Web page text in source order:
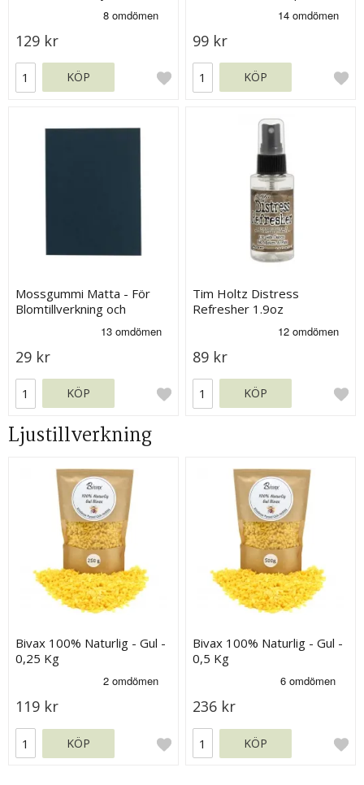
129 kr
KÖP
99 kr
KÖP
Mossgummi Matta - För
Blomtillverkning och
stämpling - 15x20 cm
29 kr
KÖP
Tim Holtz Distress
Refresher 1.9oz
89 kr
KÖP
Ljustillverkning
Bivax 100% Naturlig - Gul -
0,25 Kg
119 kr
KÖP
Bivax 100% Naturlig - Gul -
0,5 Kg
236 kr
KÖP